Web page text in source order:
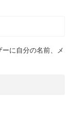
に自分の名前、メ